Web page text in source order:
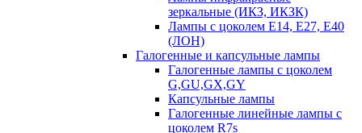
зеркальные (ИКЗ, ИКЗК)
Лампы с цоколем Е14, Е27, Е40
(ЛОН)
Галогенные и капсульные лампы
Галогенные лампы с цоколем
G,GU,GX,GY
Капсульные лампы
Галогенные линейные лампы с
цоколем R7s